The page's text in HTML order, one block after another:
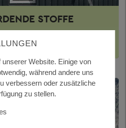
STOFFE
– Biogasanlagen – JGS-
Website. Einige von
während andere uns
verbessern oder zusätzliche
zu stellen.